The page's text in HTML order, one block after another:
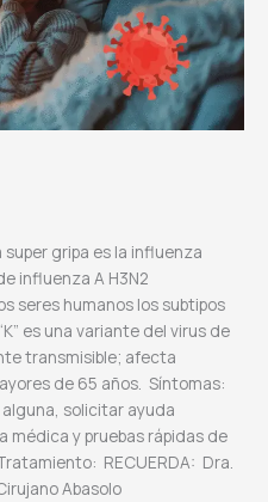
gripa es la influenza
influenza A H3N2
seres humanos los subtipos
es una variante del virus de
transmisible; afecta
de 65 años. Síntomas:
solicitar ayuda
y pruebas rápidas de
RECUERDA: Dra.
Abasolo